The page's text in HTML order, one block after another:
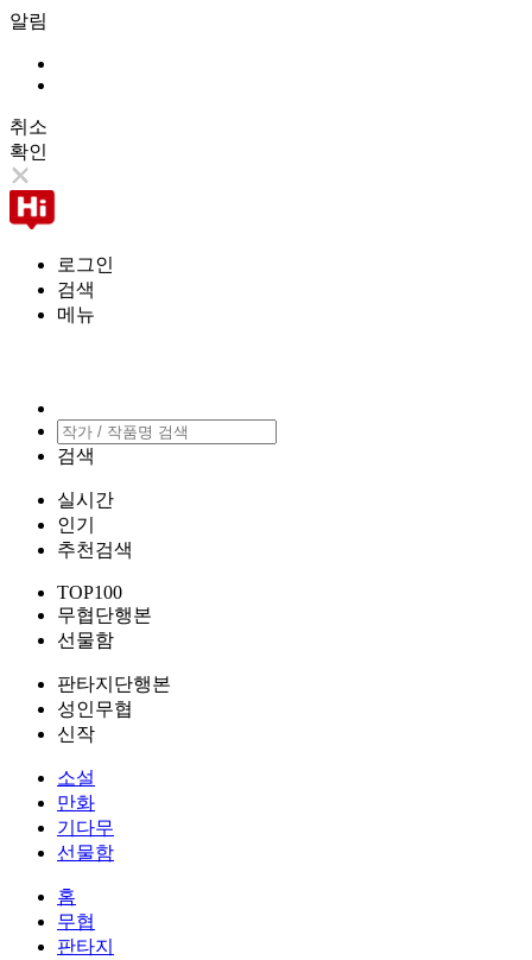
알림
취소
확인
로그인
검색
메뉴
검색
실시간
인기
추천검색
TOP100
무협단행본
선물함
판타지단행본
성인무협
신작
소설
만화
기다무
선물함
홈
무협
판타지